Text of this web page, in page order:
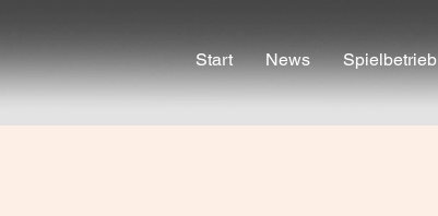
Start News Spielbetrieb